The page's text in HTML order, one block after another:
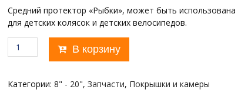
Средний протектор «Рыбки», может быть использована
для детских колясок и детских велосипедов.
Количество
товара
12
В корзину
Категории: 8" - 20", Запчасти, Покрышки и камеры